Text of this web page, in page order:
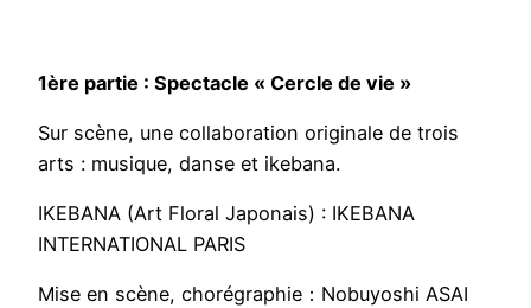
1ère partie : Spectacle « Cercle de vie »
Sur scène, une collaboration originale de trois
arts : musique, danse et ikebana.
IKEBANA (Art Floral Japonais) : IKEBANA
INTERNATIONAL PARIS
Mise en scène, chorégraphie：Nobuyoshi ASAI